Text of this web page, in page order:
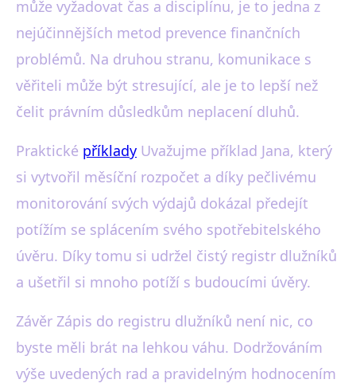
může vyžadovat čas a disciplínu, je to jedna z
nejúčinnějších metod prevence finančních
problémů. Na druhou stranu, komunikace s
věřiteli může být stresující, ale je to lepší než
čelit právním důsledkům neplacení dluhů.
Praktické příklady Uvažujme příklad Jana, který
si vytvořil měsíční rozpočet a díky pečlivému
monitorování svých výdajů dokázal předejít
potížím se splácením svého spotřebitelského
úvěru. Díky tomu si udržel čistý registr dlužníků
a ušetřil si mnoho potíží s budoucími úvěry.
Závěr Zápis do registru dlužníků není nic, co
byste měli brát na lehkou váhu. Dodržováním
výše uvedených rad a pravidelným hodnocením